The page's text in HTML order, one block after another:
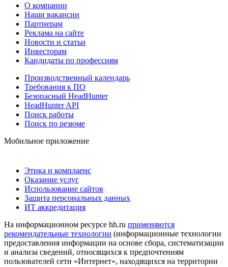
О компании
Наши вакансии
Партнерам
Реклама на сайте
Новости и статьи
Инвесторам
Кандидаты по профессиям
Производственный календарь
Требования к ПО
Безопасный HeadHunter
HeadHunter API
Поиск работы
Поиск по резюме
Мобильное приложение
Этика и комплаенс
Оказание услуг
Использование сайтов
Защита персональных данных
ИТ аккредитация
На информационном ресурсе hh.ru применяются
рекомендательные технологии (информационные технологии
предоставления информации на основе сбора, систематизации
и анализа сведений, относящихся к предпочтениям
пользователей сети «Интернет», находящихся на территории